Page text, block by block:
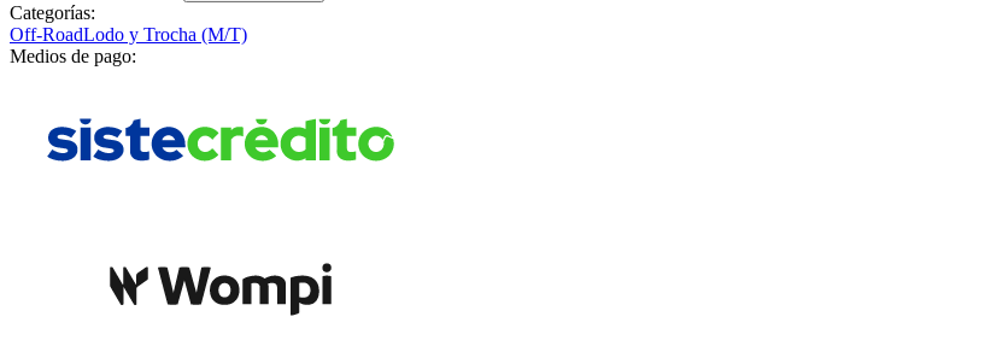
Categorías:
Off-RoadLodo y Trocha (M/T)
Medios de pago: